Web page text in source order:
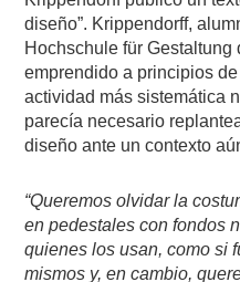
diseño”. Krippendorff,
Hochschule für
emprendido a principios
actividad más sistemática
parecía necesario
diseño ante un contexto
“Queremos olvidar la
en pedestales con fondos
quienes los usan, como si
mismos y, en cambio,